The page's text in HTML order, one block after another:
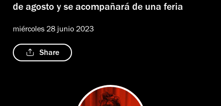
de agosto y se acompañará de una feria
miércoles 28 junio 2023
Share